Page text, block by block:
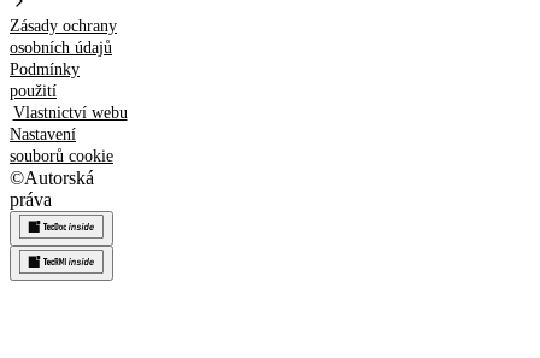
Zásady ochrany
osobních údajů
Podmínky
použití
Vlastnictví webu
Nastavení
souborů cookie
©Autorská
práva